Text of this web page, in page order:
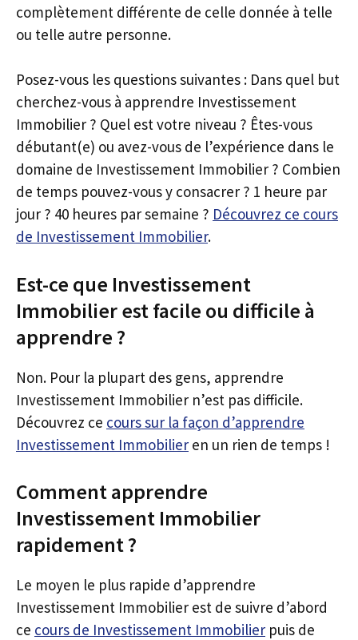
complètement différente de celle donnée à telle
ou telle autre personne.
Posez-vous les questions suivantes : Dans quel but
cherchez-vous à apprendre Investissement
Immobilier ? Quel est votre niveau ? Êtes-vous
débutant(e) ou avez-vous de l’expérience dans le
domaine de Investissement Immobilier ? Combien
de temps pouvez-vous y consacrer ? 1 heure par
jour ? 40 heures par semaine ? Découvrez ce cours
de Investissement Immobilier.
Est-ce que Investissement
Immobilier est facile ou difficile à
apprendre ?
Non. Pour la plupart des gens, apprendre
Investissement Immobilier n’est pas difficile.
Découvrez ce cours sur la façon d’apprendre
Investissement Immobilier en un rien de temps !
Comment apprendre
Investissement Immobilier
rapidement ?
Le moyen le plus rapide d’apprendre
Investissement Immobilier est de suivre d’abord
ce cours de Investissement Immobilier puis de